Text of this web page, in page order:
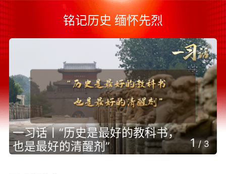
铭记历史 缅怀先烈
一习话丨“历史是最好的教科书，
也是最好的清醒剂”
1/ 3